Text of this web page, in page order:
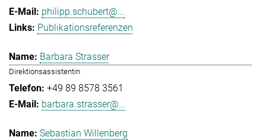
philipp.schubert@...
Publikationsreferenzen
Barbara Strasser
Direktionsassistentin
+49 89 8578 3561
barbara.strasser@...
Sebastian Willenberg